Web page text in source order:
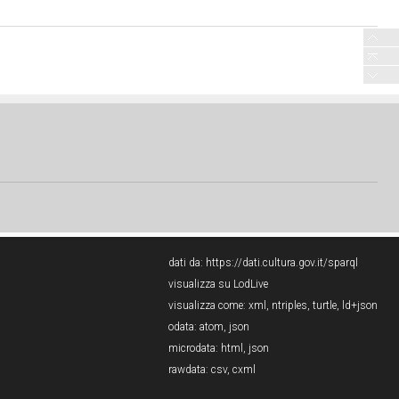
dati da: https://dati.cultura.gov.it/sparql
visualizza su LodLive
visualizza come: xml , ntriples, turtle, ld+json
odata: atom, json
microdata: html , json
rawdata: csv, cxml